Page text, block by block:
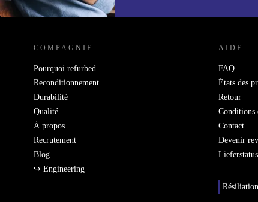
REFURBED FRANCE - RETHINK NEW.
COMPAGNIE
Pourquoi refurbed
Reconditionnement
Durabilité
Qualité
À propos
Recrutement
Blog
↪ Engineering
AIDE
FAQ
États des
Retour
Conditions
Contact
Devenir